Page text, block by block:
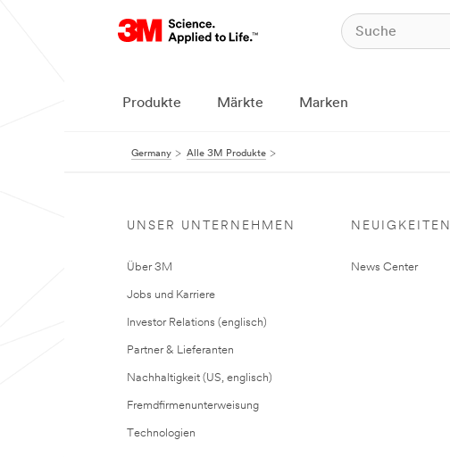
Produkte Märkte Marken
Germany Alle 3M Produkte
UNSER UNTERNEHMEN
Über 3M
Jobs und Karriere
Investor Relations (englisch)
Partner & Lieferanten
Nachhaltigkeit (US, englisch)
Fremdfirmenunterweisung
Technologien
NEUIGKEITEN
News Center